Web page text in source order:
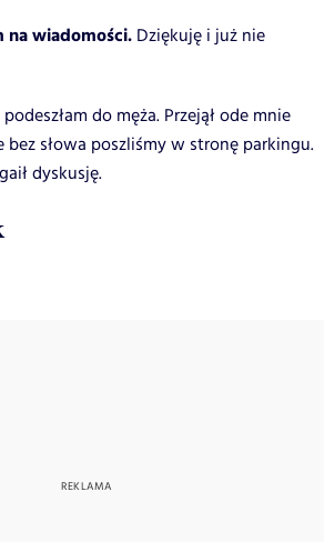
na wiadomości. Dziękuję i już nie
do męża. Przejął ode mnie
słowa poszliśmy w stronę parkingu.
dyskusję.